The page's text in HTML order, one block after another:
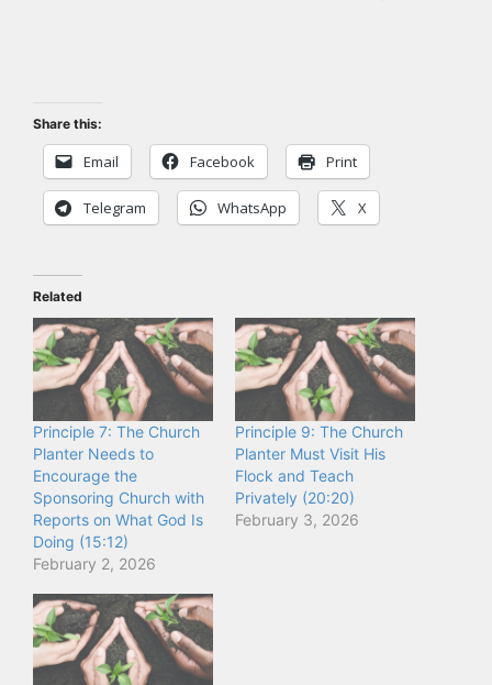
Share this:
Email Facebook Print
Telegram WhatsApp X
Related
Principle 7: The Church
Planter Needs to
Encourage the
Sponsoring Church with
Reports on What God Is
Doing (15:12)
February 2, 2026
Principle 9: The Church
Planter Must Visit His
Flock and Teach
Privately (20:20)
February 3, 2026